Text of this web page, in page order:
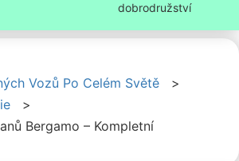
dobrodružství
Vozů Po Celém Světě
>
>
Bergamo – Kompletní